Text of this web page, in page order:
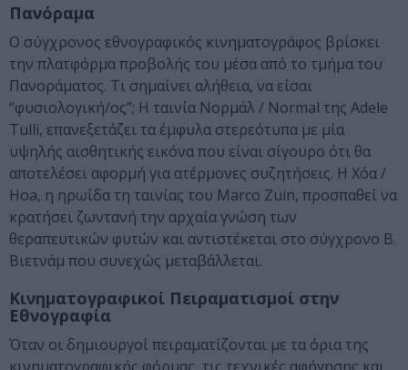
Πανόραμα
Ο σύγχρονος εθνογραφικός κινηματογράφος βρίσκει
την πλατφόρμα προβολής του μέσα από το τμήμα του
Πανοράματος. Τι σημαίνει αλήθεια, να είσαι
“φυσιολογική/ος”; Η ταινία Νορμάλ / Normal της Adele
Tulli, επανεξετάζει τα έμφυλα στερεότυπα με μία
υψηλής αισθητικής εικόνα που είναι σίγουρο ότι θα
αποτελέσει αφορμή για ατέρμονες συζητήσεις. Η Χόα /
Hoa, η ηρωίδα τη ταινίας του Marco Zuin, προσπαθεί να
κρατήσει ζωντανή την αρχαία γνώση των
θεραπευτικών φυτών και αντιστέκεται στο σύγχρονο Β.
Βιετνάμ που συνεχώς μεταβάλλεται.
Κινηματογραφικοί Πειραματισμοί στην
Εθνογραφία
Όταν οι δημιουργοί πειραματίζονται με τα όρια της